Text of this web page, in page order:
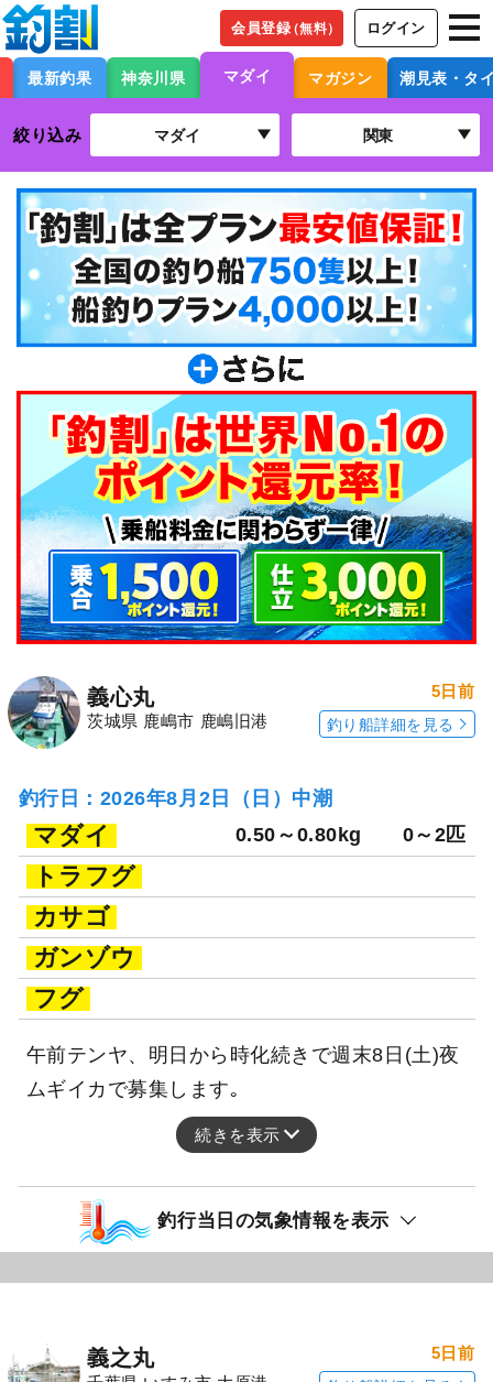
会員登録（無料） ログイン
最新釣果 神奈川県 マダイ マガジン 潮見表・タ
絞り込み マダイ 関東
義心丸
茨城県 鹿嶋市 鹿嶋旧港
5日前
釣り船詳細を見る
釣行日：2026年8月2日（日）中潮
マダイ 0.50～0.80kg 0～2匹
トラフグ
カサゴ
ガンゾウ
フグ
午前テンヤ、明日から時化続きで週末8日(土)夜
ムギイカで募集します｡
続きを表示
釣行当日の気象情報を表示
義之丸 5日前